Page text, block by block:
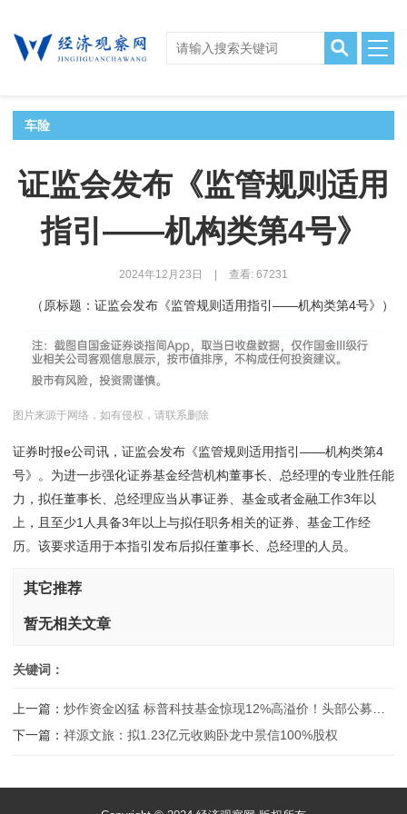
车险
证监会发布《监管规则适用
指引――机构类第4号》
2024年12月23日 查看: 67231
（原标题：证监会发布《监管规则适用指引――机构类第4号》）
图片来源于网络，如有侵权，请联系删除
证券时报e公司讯，证监会发布《监管规则适用指引――机构类第4
号》。为进一步强化证券基金经营机构董事长、总经理的专业胜任能
力，拟任董事长、总经理应当从事证券、基金或者金融工作3年以
上，且至少1人具备3年以上与拟任职务相关的证券、基金工作经
历。该要求适用于本指引发布后拟任董事长、总经理的人员。
其它推荐
暂无相关文章
关键词：
上一篇： 炒作资金凶猛 标普科技基金惊现12%高溢价！头部公募紧急提示！
下一篇： 祥源文旅：拟1.23亿元收购卧龙中景信100%股权